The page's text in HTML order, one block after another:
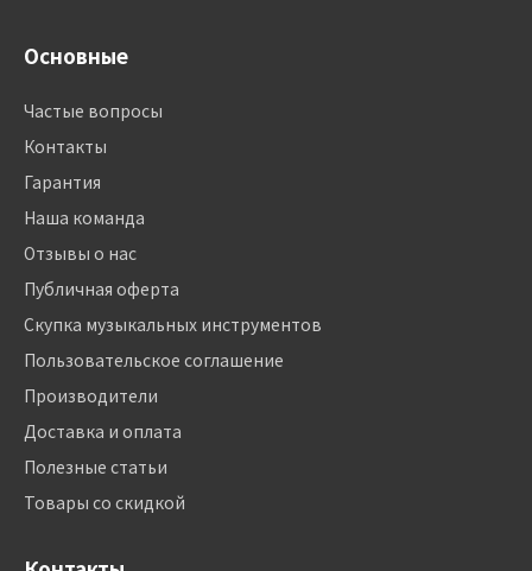
Основные
Частые вопросы
Контакты
Гарантия
Наша команда
Отзывы о нас
Публичная оферта
Скупка музыкальных инструментов
Пользовательское соглашение
Производители
Доставка и оплата
Полезные статьи
Товары со скидкой